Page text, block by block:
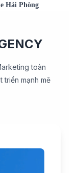
Hải Phòng
toàn
triển mạnh mẽ